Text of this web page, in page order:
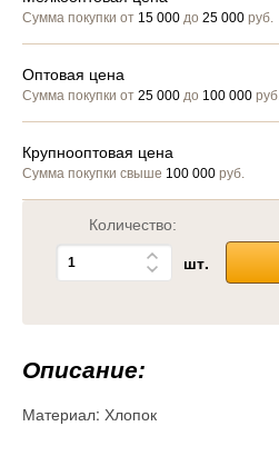
Сумма покупки от 15 000 до 25 000 руб.
Оптовая цена
Сумма покупки от 25 000 до 100 000 руб.
Крупнооптовая цена
Сумма покупки свыше 100 000 руб.
Количество:
шт.
Описание:
Материал: Хлопок